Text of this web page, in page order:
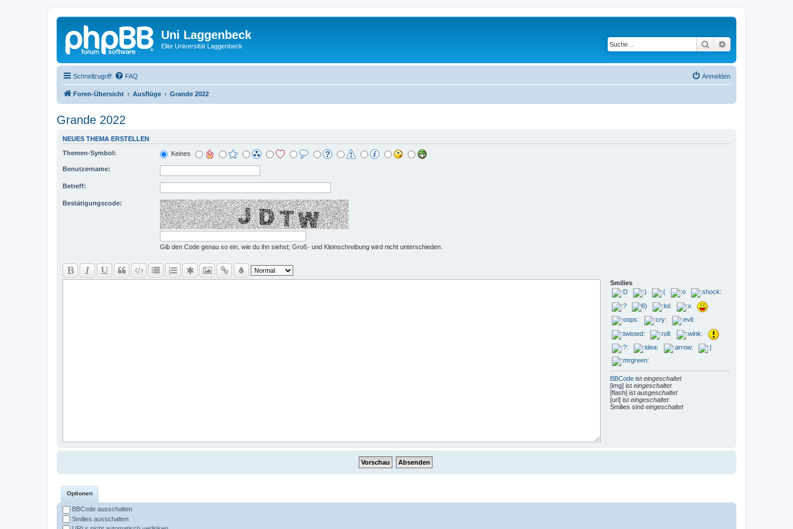
Uni Laggenbeck
Elite Universität Laggenbeck Suche
Schnellzugriff FAQ Anmelden
Foren-Übersicht Ausflüge Grande 2022
Grande 2022
NEUES THEMA ERSTELLEN
Themen-Symbol: Keines
Benutzername:
Betreff:
Bestätigungscode:
Gib den Code genau so ein, wie du ihn siehst; Groß- und Kleinschreibung wird nicht unterschieden.
Smilies
BBCode isteingeschaltet
[img] isteingeschaltet
[flash] istausgeschaltet
[url] isteingeschaltet
Smilies sindeingeschaltet
Optionen
BBCode ausschalten
Smilies ausschalten